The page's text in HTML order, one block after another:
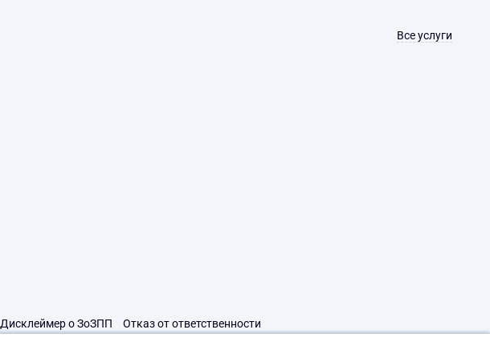
Все услуги
Дисклеймер о ЗоЗПП Отказ от ответственности